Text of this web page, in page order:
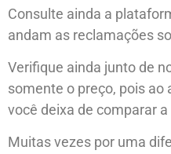
Consulte ainda a
andam as reclamações
Verifique ainda junto de
somente o preço, pois
você deixa de comparar
Muitas vezes por uma